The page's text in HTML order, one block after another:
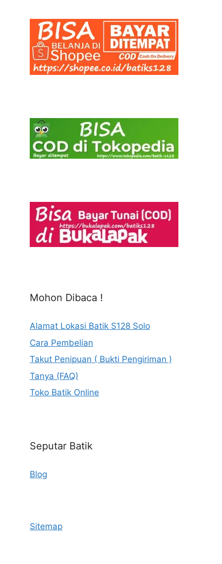
Mohon Dibaca !
Alamat Lokasi Batik S128 Solo
Cara Pembelian
Takut Penipuan ( Bukti Pengiriman )
Tanya (FAQ)
Toko Batik Online
Seputar Batik
Blog
Sitemap